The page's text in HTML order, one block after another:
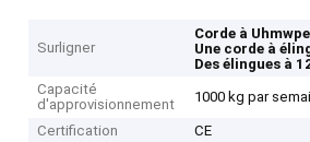
Surligner
Corde à
Une corde à
Des élingues à
Capacité
d'approvisionnement
1000 kg par
Certification
CE